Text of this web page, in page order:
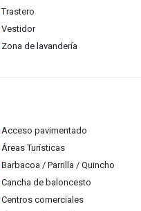
Trastero
Vestidor
Zona de lavandería
Acceso pavimentado
Áreas Turísticas
Barbacoa / Parrilla / Quincho
Cancha de baloncesto
Centros comerciales